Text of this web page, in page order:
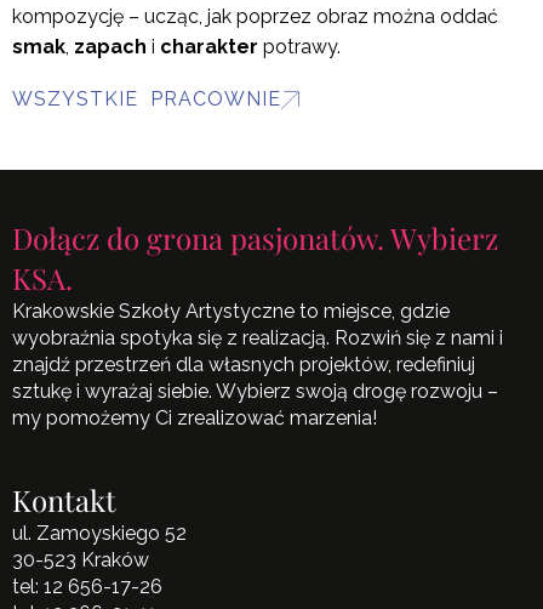
kompozycję – ucząc, jak poprzez obraz można oddać
smak, zapach i charakter potrawy.
WSZYSTKIE PRACOWNIE
Dołącz do grona pasjonatów. Wybierz
KSA.
Krakowskie Szkoły Artystyczne to miejsce, gdzie
wyobraźnia spotyka się z realizacją. Rozwiń się z nami i
znajdź przestrzeń dla własnych projektów, redefiniuj
sztukę i wyrażaj siebie. Wybierz swoją drogę rozwoju –
my pomożemy Ci zrealizować marzenia!
Kontakt
ul. Zamoyskiego 52
30-523 Kraków
tel: 12 656-17-26